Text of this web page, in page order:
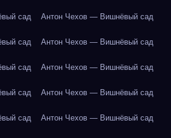
сад Антон Чехов — Вишнёвый сад
сад Антон Чехов — Вишнёвый сад
сад Антон Чехов — Вишнёвый сад
сад Антон Чехов — Вишнёвый сад
сад Антон Чехов — Вишнёвый сад